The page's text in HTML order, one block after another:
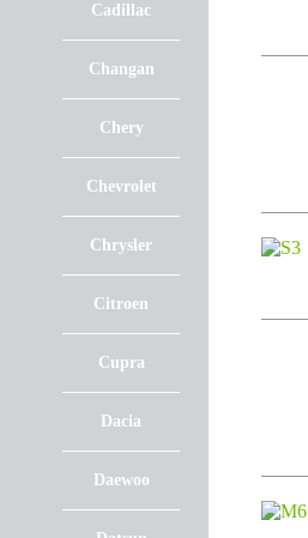
Cadillac
Changan
Chery
Chevrolet
Chrysler
Citroen
Cupra
Dacia
Daewoo